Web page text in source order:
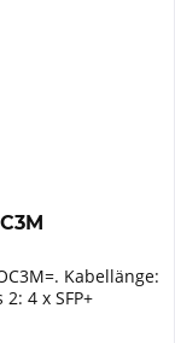
Kabellänge:
4 x SFP+